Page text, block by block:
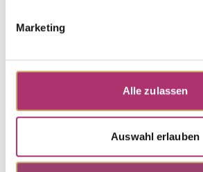
Marketing
Alle zulassen
Auswahl erlauben